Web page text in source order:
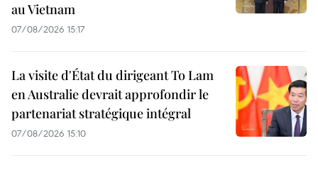
au Vietnam
07/08/2026 15:17
La visite d'État du dirigeant To Lam
en Australie devrait approfondir le
partenariat stratégique intégral
07/08/2026 15:10